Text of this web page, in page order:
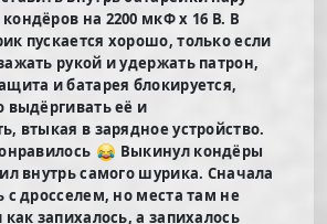
на 2200 мкФ х 16 В. В
пускается хорошо, только если
рукой и удержать патрон,
и батарея блокируется,
выдёргивать её и
втыкая в зарядное устройство.
Выкинул кондёры
внутрь самого шурика. Сначала
с дросселем, но места там не
как запихалось, а запихалось